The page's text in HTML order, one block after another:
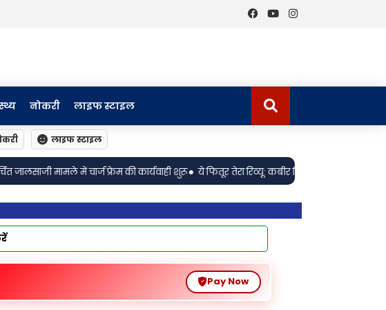
नोकरी लाइफ स्टाइल
लाइफ स्टाइल
शुरू• ये फितूर तेरा रिव्यू: कबीर सिंह की याद दिलाता है जीत का अंदाज़, लेकिन पहचान है
Pay Now